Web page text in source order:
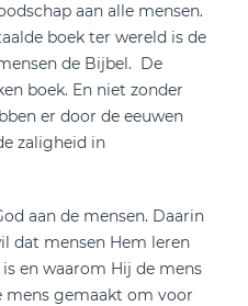
aan alle mensen.
boek ter wereld is de
de Bijbel. De
boek. En niet zonder
er door de eeuwen
zaligheid in
aan de mensen. Daarin
dat mensen Hem leren
en waarom Hij de mens
mens gemaakt om voor